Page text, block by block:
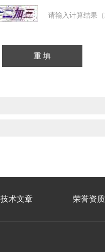
请输入计算结果
技术文章 荣誉资质